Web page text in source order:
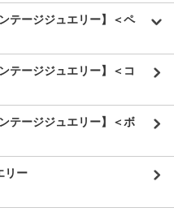
テージジュエリー】＜ペ
テージジュエリー】＜コ
テージジュエリー】＜ボ
リー